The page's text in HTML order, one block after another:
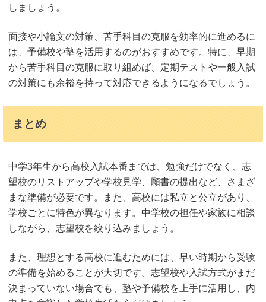
しましょう。
面接や小論文の対策、苦手科目の克服を効率的に進めるに
は、予備校や塾を活用するのがおすすめです。特に、早期
から苦手科目の克服に取り組めば、定期テストや一般入試
の対策にも余裕を持って対応できるようになるでしょう。
まとめ
中学3年生から高校入試本番までは、勉強だけでなく、志
望校のリストアップや学校見学、願書の提出など、さまざ
まな準備が必要です。また、高校には私立と公立があり、
学校ごとに特色が異なります。中学校の担任や家族に相談
しながら、志望校を絞り込みましょう。
また、理想とする高校に進むためには、早い時期から受験
の準備を始めることが大切です。志望校や入試方式がまだ
決まっていない場合でも、塾や予備校を上手に活用し、内